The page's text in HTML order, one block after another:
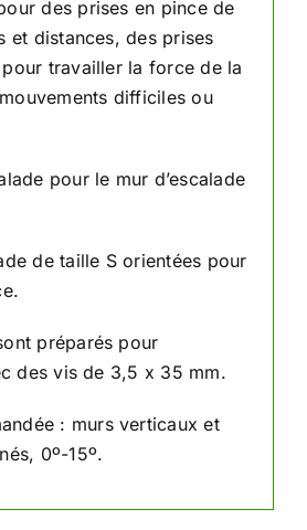
des prises en pince de
et distances, des prises
travailler la force de la
difficiles ou
pour le mur d’escalade
de taille S orientées pour
préparés pour
des vis de 3,5 x 35 mm.
: murs verticaux et
0º-15º.